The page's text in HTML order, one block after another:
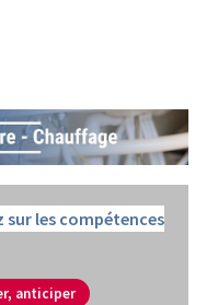
les compétences
anticiper